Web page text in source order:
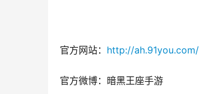
官方网站： http://ah.91you.com/
官方微博：暗黑王座手游